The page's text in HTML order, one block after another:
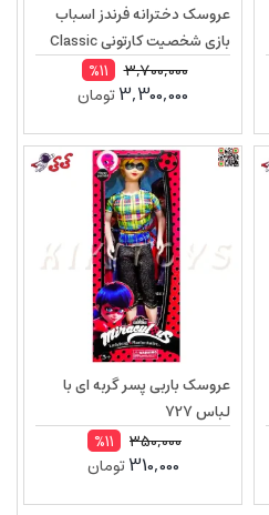
عروسک دخترانه فرندز اسباب
بازی شخصیت کارتونی Classic
friends doll ZT9947
3,700,000
%11
3,300,000تومان
عروسک باربی پسر گربه ای با
لباس 727
350,000
%11
310,000تومان